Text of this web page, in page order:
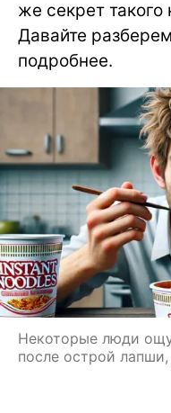
же секрет такого
Давайте
подробнее.
Некоторые люди
после острой